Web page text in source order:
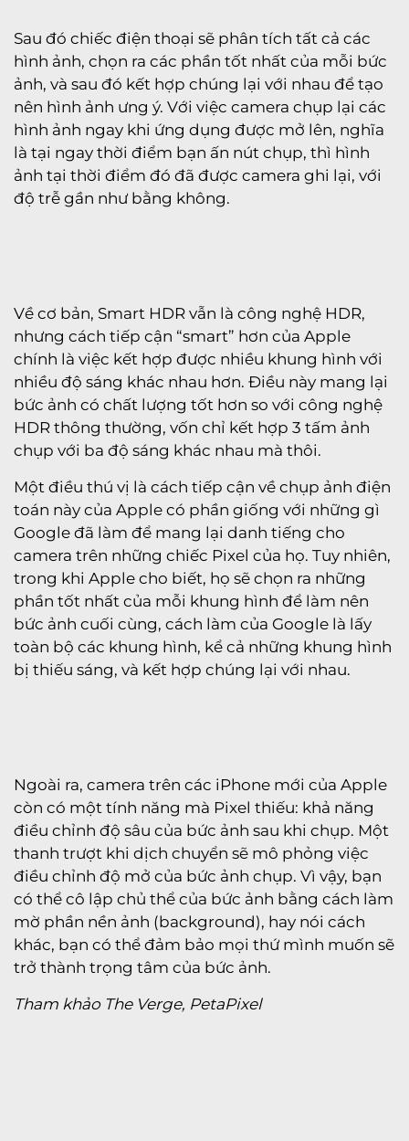
Sau đó chiếc điện thoại sẽ phân tích tất cả các
hình ảnh, chọn ra các phần tốt nhất của mỗi bức
ảnh, và sau đó kết hợp chúng lại với nhau để tạo
nên hình ảnh ưng ý. Với việc camera chụp lại các
hình ảnh ngay khi ứng dụng được mở lên, nghĩa
là tại ngay thời điểm bạn ấn nút chụp, thì hình
ảnh tại thời điểm đó đã được camera ghi lại, với
độ trễ gần như bằng không.
Về cơ bản, Smart HDR vẫn là công nghệ HDR,
nhưng cách tiếp cận “smart” hơn của Apple
chính là việc kết hợp được nhiều khung hình với
nhiều độ sáng khác nhau hơn. Điều này mang lại
bức ảnh có chất lượng tốt hơn so với công nghệ
HDR thông thường, vốn chỉ kết hợp 3 tấm ảnh
chụp với ba độ sáng khác nhau mà thôi.
Một điều thú vị là cách tiếp cận về chụp ảnh điện
toán này của Apple có phần giống với những gì
Google đã làm để mang lại danh tiếng cho
camera trên những chiếc Pixel của họ. Tuy nhiên,
trong khi Apple cho biết, họ sẽ chọn ra những
phần tốt nhất của mỗi khung hình để làm nên
bức ảnh cuối cùng, cách làm của Google là lấy
toàn bộ các khung hình, kể cả những khung hình
bị thiếu sáng, và kết hợp chúng lại với nhau.
Ngoài ra, camera trên các iPhone mới của Apple
còn có một tính năng mà Pixel thiếu: khả năng
điều chỉnh độ sâu của bức ảnh sau khi chụp. Một
thanh trượt khi dịch chuyển sẽ mô phỏng việc
điều chỉnh độ mở của bức ảnh chụp. Vì vậy, bạn
có thể cô lập chủ thể của bức ảnh bằng cách làm
mờ phần nền ảnh (background), hay nói cách
khác, bạn có thể đảm bảo mọi thứ mình muốn sẽ
trở thành trọng tâm của bức ảnh.
Tham khảo The Verge, PetaPixel